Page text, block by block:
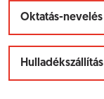
Oktatás-nevelés
Hulladékszállítás